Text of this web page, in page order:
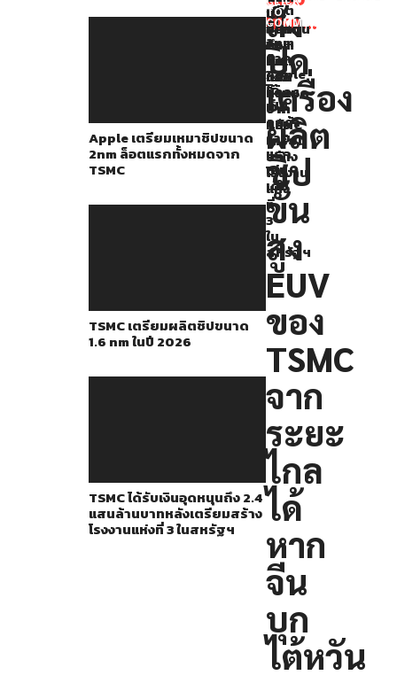
Apple เตรียมเหมาชิปขนาด
2nm ล็อตแรกทั้งหมดจาก
TSMC
TSMC เตรียมผลิตชิปขนาด
1.6 nm ในปี 2026
TSMC ได้รับเงินอุดหนุนถึง 2.4
แสนล้านบาทหลังเตรียมสร้าง
โรงงานแห่งที่ 3 ในสหรัฐฯ
สั่ง
ปิด
เครื่อง
ผลิต
ชิป
ขั้น
สูง
EUV
ของ
TSMC
จาก
ระยะ
ไกล
ได้
หาก
จีน
บุก
ไต้หวัน
ผลิต
ชิป
EUV
ที่
ทัน
สมัย
ที่สุด
สามารถ
สั่ง
ปิด
เครื่อง
จาก
ระยะ
ไกล
ได้
หาก
เกิด
กรณี
จีน
บุก
ไต้หวัน
เพื่อ
ยึด
ครอง
ประเทศ
like...
ผลิต
ชิป
2nm
คาด
Apple
ได้
เป็น
ลูกค้า
ราย
แรก
เช่น
เดิม
ชิป
ขนาด
2nm
ล็อต
แรก
ทั้งหมด
จาก
TSMC
ชิป
ขนาด
1.6
nm
ในปี
2026
เงิน
อุดหนุน
ถึง
2.4
แสน
ล้าน
บาท
หลัง
เตรียม
สร้าง
โรงงาน
แห่ง
ที่
3
ใน
สหรัฐฯ
TO
COMMENT